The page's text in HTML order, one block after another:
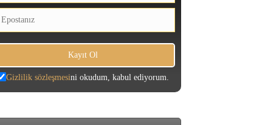
Gizlilik sözleşmesini okudum, kabul ediyorum.